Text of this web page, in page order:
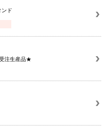
ド
注生産品★